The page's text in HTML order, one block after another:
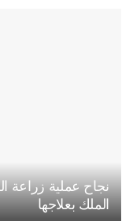
نجاح عملية زراعة
الملك بعلاجها